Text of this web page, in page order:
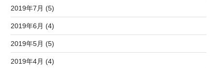
2019年7月 (5)
2019年6月 (4)
2019年5月 (5)
2019年4月 (4)